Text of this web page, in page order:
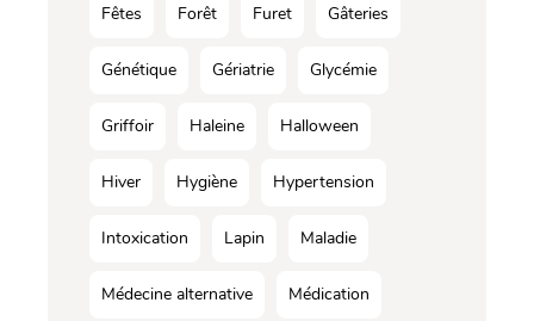
Fêtes Forêt Furet Gâteries
Génétique Gériatrie Glycémie
Griffoir Haleine Halloween
Hiver Hygiène Hypertension
Intoxication Lapin Maladie
Médecine alternative Médication